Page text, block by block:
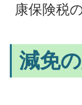
康保険税
減免